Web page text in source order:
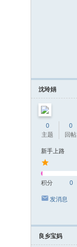
沈玲娟
0
主题
0
回帖
新手上路
积分 0
发消息
良乡宝妈